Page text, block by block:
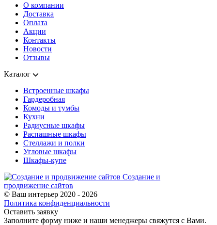
О компании
Доставка
Оплата
Акции
Контакты
Новости
Отзывы
Каталог
Встроенные шкафы
Гардеробная
Комоды и тумбы
Кухни
Радиусные шкафы
Распашные шкафы
Стеллажи и полки
Угловые шкафы
Шкафы-купе
Создание и
продвижение сайтов
© Ваш интерьер 2020 - 2026
Политика конфиденциальности
Оставить заявку
Заполните форму ниже и наши менеджеры свяжутся с Вами.